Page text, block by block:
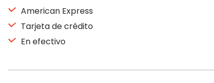
American Express
Tarjeta de crédito
En efectivo